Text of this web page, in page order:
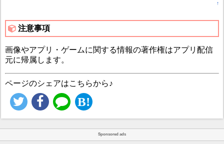
↑
注意事項
画像やアプリ・ゲームに関する情報の著作権はアプリ配信
元に帰属します。
ページのシェアはこちらから♪
Sponsored ads